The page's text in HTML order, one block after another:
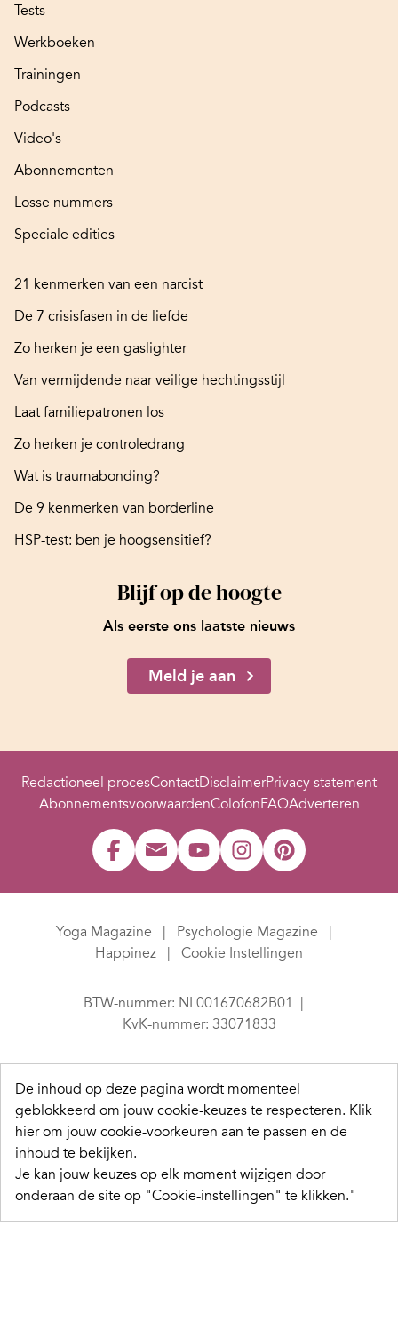
Tests
Werkboeken
Trainingen
Podcasts
Video's
Abonnementen
Losse nummers
Speciale edities
21 kenmerken van een narcist
De 7 crisisfasen in de liefde
Zo herken je een gaslighter
Van vermijdende naar veilige hechtingsstijl
Laat familiepatronen los
Zo herken je controledrang
Wat is traumabonding?
De 9 kenmerken van borderline
HSP-test: ben je hoogsensitief?
Blijf op de hoogte
Als eerste ons laatste nieuws
Meld je aan
Redactioneel procesContactDisclaimerPrivacy statement
AbonnementsvoorwaardenColofonFAQAdverteren
Yoga Magazine
Psychologie Magazine
Happinez
Cookie Instellingen
BTW-nummer: NL001670682B01
KvK-nummer: 33071833
De inhoud op deze pagina wordt momenteel
geblokkeerd om jouw cookie-keuzes te respecteren. Klik
hier om jouw cookie-voorkeuren aan te passen en de
inhoud te bekijken.
Je kan jouw keuzes op elk moment wijzigen door
onderaan de site op "Cookie-instellingen" te klikken."